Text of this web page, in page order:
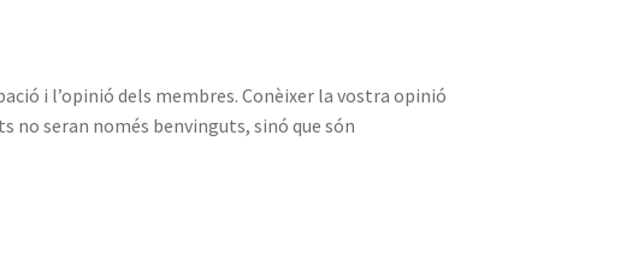
i l’opinió dels membres. Conèixer la vostra opinió
seran només benvinguts, sinó que són